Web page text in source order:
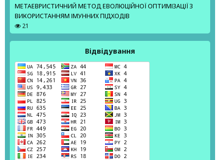
МЕТАЕВРИСТИЧНИЙ МЕТОД ЕВОЛЮЦІЙНОЇ ОПТИМІЗАЦІЇ З
ВИКОРИСТАННЯМ ІМУННИХ ПІДХОДІВ
21
Відвідування